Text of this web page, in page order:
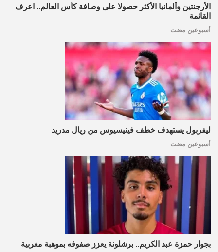
الأرجنتين وألمانيا الأكثر حصولا على وصافة كأس العالم.. اعرف
القائمة
أسبوعين مضت
ليفربول يستهدف خطف فينيسيوس من ريال مدريد
أسبوعين مضت
بجوار حمزة عبد الكريم.. برشلونة يعزز صفوفه بموهبة مغربية